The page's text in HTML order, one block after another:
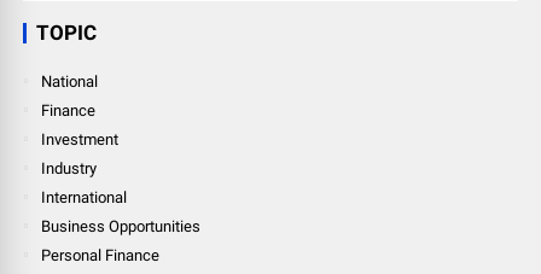
TOPIC
National
Finance
Investment
Industry
International
Business Opportunities
Personal Finance